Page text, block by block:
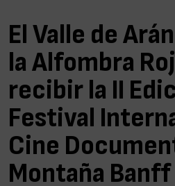
El Valle de
la Alfombra
recibir la II
Festival
Cine
Montaña Banff